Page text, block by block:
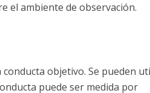
el ambiente de observación.
objetivo. Se pueden
puede ser medida por